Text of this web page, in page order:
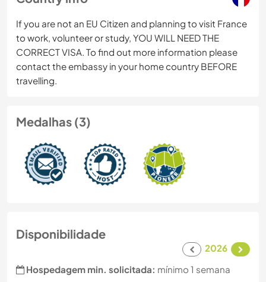
If you are not an EU Citizen and planning to visit France
to work, volunteer or study, YOU WILL NEED THE
CORRECT VISA. To find out more information please
contact the embassy in your home country BEFORE
travelling.
Medalhas (3)
Disponibilidade
2026
Hospedagem min. solicitada: mínimo 1 semana